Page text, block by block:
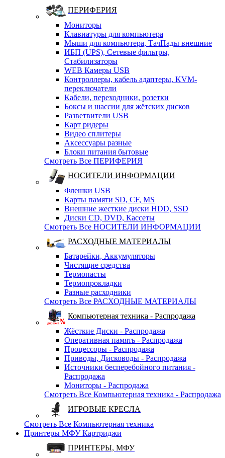
ПЕРИФЕРИЯ
Мониторы
Клавиатуры для компьютера
Мыши для компьютера, ТачПады внешние
ИБП (UPS), Cетевые фильтры,
Cтабилизаторы
WEB Камеры USB
Контроллеры, кабель адаптеры, KVM-
переключатели
Кабели, переходники, розетки
Боксы и шассии для жётских дисков
Разветвители USB
Карт ридеры
Видео сплитеры
Аксессуары разные
Блоки питания бытовые
Смотреть Все ПЕРИФЕРИЯ
НОСИТЕЛИ ИНФОРМАЦИИ
Флешки USB
Карты памяти SD, CF, MS
Внешние жесткие диски HDD, SSD
Диски CD, DVD, Кассеты
Смотреть Все НОСИТЕЛИ ИНФОРМАЦИИ
РАСХОДНЫЕ МАТЕРИАЛЫ
Батарейки, Аккумуляторы
Чистящие средства
Термопасты
Термопрокладки
Разные расходники
Смотреть Все РАСХОДНЫЕ МАТЕРИАЛЫ
Компьютерная техника - Распродажа
Жёсткие Диски - Распродажа
Оперативная память - Распродажа
Процессоры - Распродажа
Приводы, Дисководы - Распродажа
Источники бесперебойного питания -
Распродажа
Мониторы - Распродажа
Смотреть Все Компьютерная техника - Распродажа
ИГРОВЫЕ КРЕСЛА
Смотреть Все Компьютерная техника
Принтеры МФУ Картриджи
ПРИНТЕРЫ, МФУ